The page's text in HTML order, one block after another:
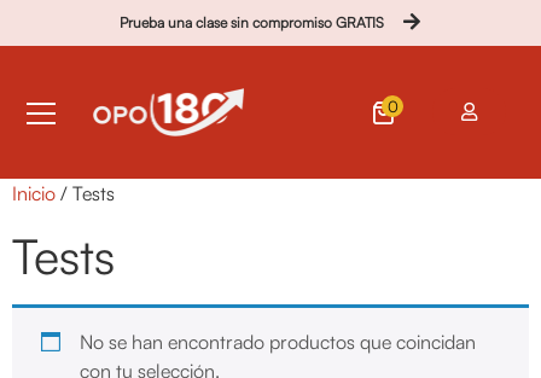
Prueba una clase sin compromiso GRATIS
0
Inicio / Tests
Tests
No se han encontrado productos que coincidan
con tu selección.